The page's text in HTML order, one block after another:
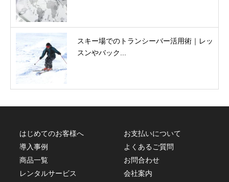
スキー場でのトランシーバー活用術｜レッ
スンやバック...
はじめてのお客様へ
導入事例
商品一覧
レンタルサービス
お支払いについて
よくあるご質問
お問合わせ
会社案内